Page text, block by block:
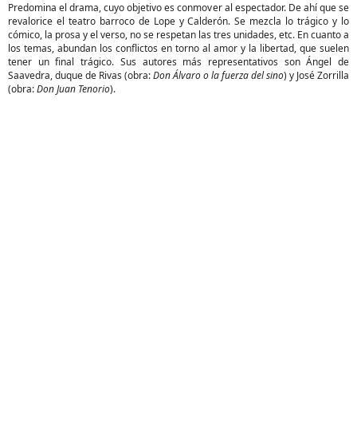
Predomina el drama, cuyo objetivo es conmover al espectador. De ahí que se
revalorice el teatro barroco de Lope y Calderón. Se mezcla lo trágico y lo
cómico, la prosa y el verso, no se respetan las tres unidades, etc. En cuanto a
los temas, abundan los conflictos en torno al amor y la libertad, que suelen
tener un final trágico. Sus autores más representativos son Ángel de
Saavedra, duque de Rivas (obra:Don Álvaro o la fuerza del sino) y José Zorrilla
(obra:Don Juan Tenorio).